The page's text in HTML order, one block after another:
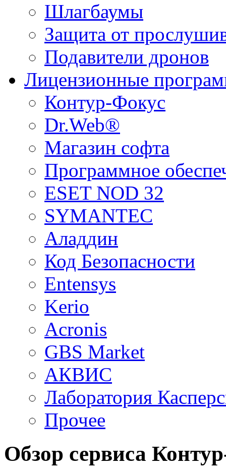
Шлагбаумы
Защита от
Подавители дронов
Лицензионные
Контур-Фокус
Dr.Web®
Магазин софта
Программное
ESET NOD 32
SYMANTEC
Аладдин
Код Безопасности
Entensys
Kerio
Acronis
GBS Market
АКВИС
Лаборатория
Прочее
Обзор сервиса